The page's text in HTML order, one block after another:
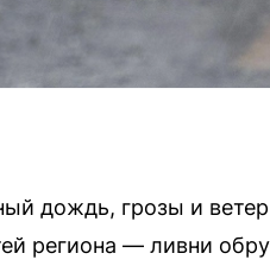
дождь, грозы и
региона — ливни